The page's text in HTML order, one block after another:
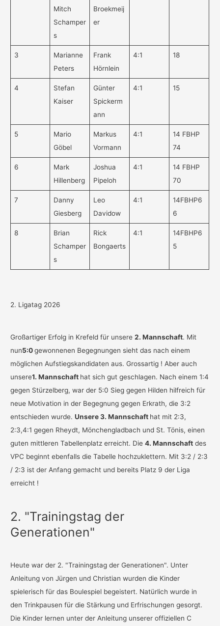
Mitch
Schamper
s
Broekmeij
er
3
Marianne
Peters
Frank
Hörnlein
4:1 18
4
Stefan
Kaiser
Günter
Spickerm
ann
4:1 15
5
Mario
Göbel
Markus
Vormann
4:1
14 FBHP
74
6
Mark
Hillenberg
Joshua
Pipeloh
4:1
14 FBHP
70
7
Danny
Giesberg
Leo
Davidow
4:1
14FBHP6
6
8
Brian
Schamper
s
Rick
Bongaerts
4:1
14FBHP6
5
2. Ligatag 2026
Großartiger Erfolg in Krefeld für unsere2. Mannschaft. Mit
nun5:0gewonnenen Begegnungen sieht das nach einem
möglichen Aufstiegskandidaten aus. Grossartig ! Aber auch
unsere1. Mannschaft hat sich gut geschlagen. Nach einem 1:4
gegen Stürzelberg, war der 5:0 Sieg gegen Hilden hilfreich für
neue Motivation in der Begegnung gegen Erkrath, die 3:2
entschieden wurde.Unsere 3. Mannschaft hat mit 2:3,
2:3,4:1 gegen Rheydt, Mönchengladbach und St. Tönis, einen
guten mittleren Tabellenplatz erreicht. Die4. Mannschaft des
VPC beginnt ebenfalls die Tabelle hochzuklettern. Mit 3:2 / 2:3
/ 2:3 ist der Anfang gemacht und bereits Platz 9 der Liga
erreicht !
2. "Trainingstag der
Generationen"
Heute war der 2. "Trainingstag der Generationen". Unter
Anleitung von Jürgen und Christian wurden die Kinder
spielerisch für das Boulespiel begeistert. Natürlich wurde in
den Trinkpausen für die Stärkung und Erfrischungen gesorgt.
Die Kinder lernen unter der Anleitung unserer offiziellen C